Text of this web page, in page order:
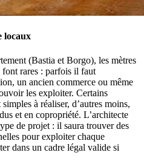
locaux
(Bastia et Borgo), les mètres
font rares : parfois il faut
un ancien commerce ou même
les exploiter. Certains
à réaliser, d’autres moins,
et en copropriété. L’architecte
de projet : il saura trouver des
pour exploiter chaque
dans un cadre légal valide si